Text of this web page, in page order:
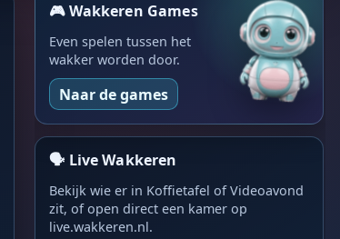
🎮 Wakkeren Games
Even spelen tussen het
wakker worden door.
Naar de games
🗣️ Live Wakkeren
Bekijk wie er in Koffietafel of Videoavond
zit, of open direct een kamer op
live.wakkeren.nl.